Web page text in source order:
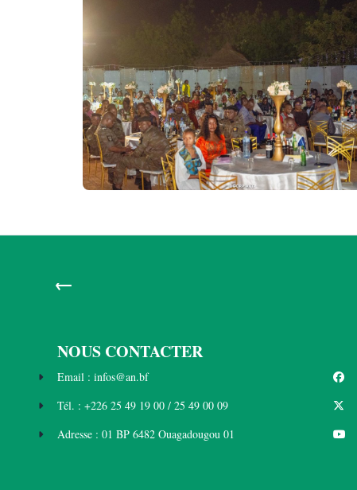
←
NOUS CONTACTER
Email : infos@an.bf
Tél. : +226 25 49 19 00 / 25 49 00 09
Adresse : 01 BP 6482 Ouagadougou 01